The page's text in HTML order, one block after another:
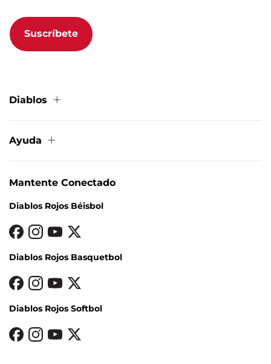
Suscríbete
Diablos
Contacto
Aviso de privacidad
Mapa del sitio
Ayuda
Condiciones de entrega
Métodos de pago
Facturación
Mantente Conectado
Diablos Rojos Béisbol
Diablos Rojos Basquetbol
Diablos Rojos Softbol